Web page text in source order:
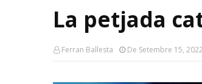
La petjada
Ferran Ballesta De Setembre 15, 2022